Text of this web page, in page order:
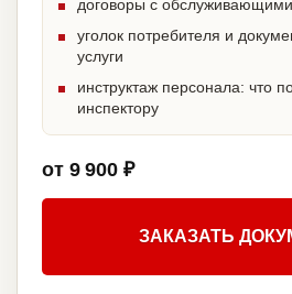
договоры с
уголок потребителя и
услуги
инструктаж персонала: что
инспектору
от 9 900 ₽
ЗАКАЗАТЬ